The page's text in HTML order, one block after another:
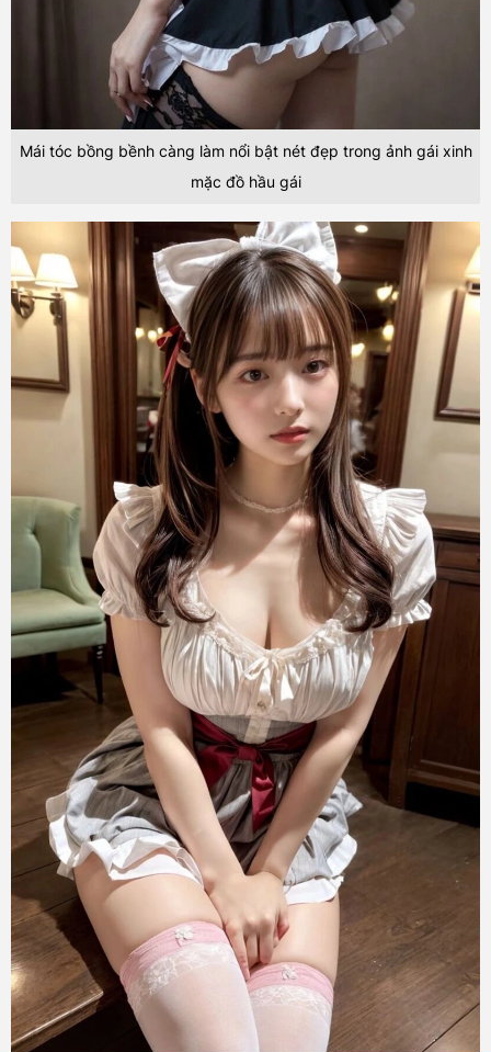
Mái tóc bồng bềnh càng làm nổi bật nét đẹp trong ảnh gái xinh
mặc đồ hầu gái